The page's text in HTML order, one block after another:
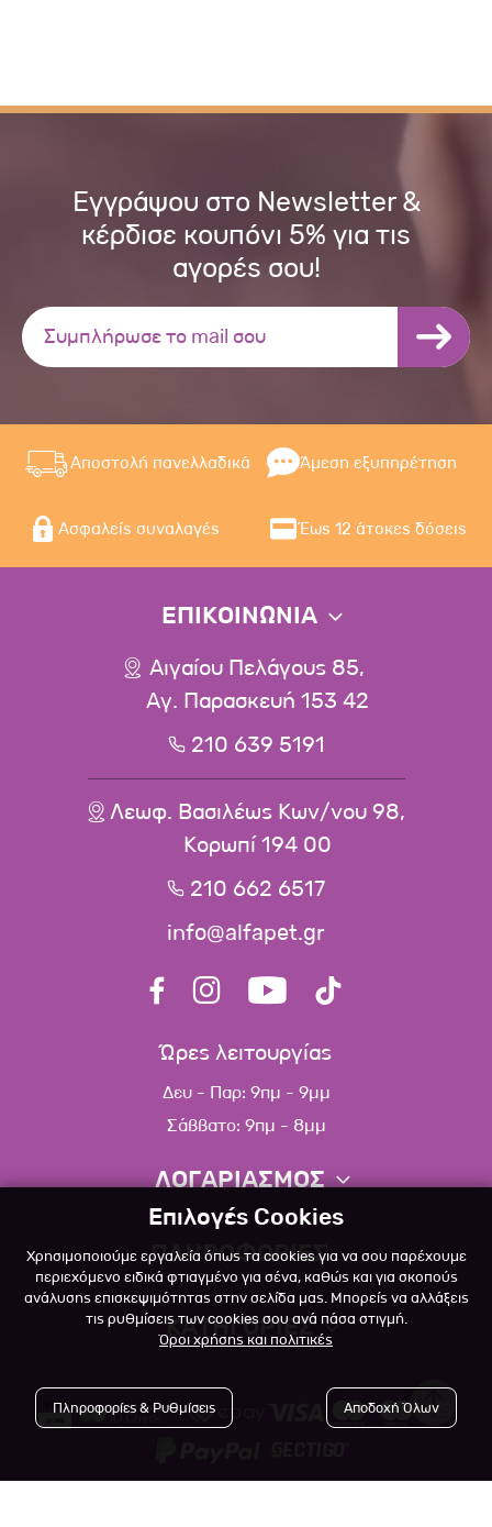
Εγγράψου στο Newsletter &
κέρδισε κουπόνι 5% για τις
αγορές σου!
Αποστολή πανελλαδικά Άμεση εξυπηρέτηση
Ασφαλείς συναλαγές Έως 12 άτοκες δόσεις
ΕΠΙΚΟΙΝΩΝΙΑ
Αιγαίου Πελάγους 85,
Αγ. Παρασκευή 153 42
210 639 5191
Λεωφ. Βασιλέως Κων/νου 98,
Κορωπί 194 00
210 662 6517
info@alfapet.gr
Ώρες λειτουργίας
Δευ - Παρ: 9πμ - 9μμ
Σάββατο: 9πμ - 8μμ
ΛΟΓΑΡΙΑΣΜΟΣ
Πληροφορίες λογαριασμού
Λίστα αγαπημένων
Πολιτική επιστροφών
ΠΛΗΡΟΦΟΡΙΕΣ
Σχετικά
Επικοινωνία
Blog
Όροι Χρήσης
Πολιτική Απορρήτου
ΚΑΤΗΓΟΡΙΕΣ
Επιλογές Cookies
Χρησιμοποιούμε εργαλεία όπως τα cookies για να σου παρέχουμε
περιεχόμενο ειδικά φτιαγμένο για σένα, καθώς και για σκοπούς
ανάλυσης επισκεψιμότητας στην σελίδα μας. Μπορείς να αλλάξεις
τις ρυθμίσεις των cookies σου ανά πάσα στιγμή.
Όροι χρήσης και πολιτικές
Πληροφορίες & Ρυθμίσεις Αποδοχή Όλων